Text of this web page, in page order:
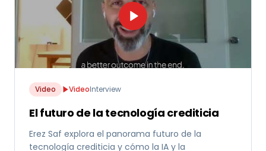
Video VideoInterview
El futuro de la tecnología crediticia
Erez Saf explora el panorama futuro de la
tecnología crediticia y cómo la IA y la